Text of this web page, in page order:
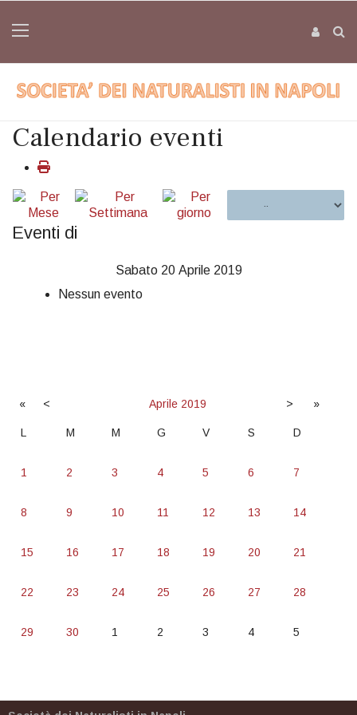
Calendario eventi
Eventi di
Sabato 20 Aprile 2019
Nessun evento
« < Aprile 2019 > »
L M M G V S D
1 2 3 4 5 6 7
8 9 10 11 12 13 14
15 16 17 18 19 20 21
22 23 24 25 26 27 28
29 30 1 2 3 4 5